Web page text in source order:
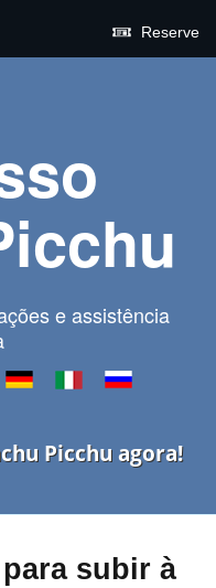
Reserve
e assistência
Picchu agora!
subir à